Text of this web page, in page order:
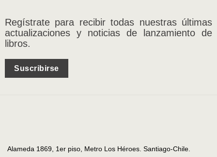
Regístrate para recibir todas nuestras últimas
actualizaciones y noticias de lanzamiento de
libros.
Suscribirse
Alameda 1869, 1er piso, Metro Los Héroes. Santiago-Chile.